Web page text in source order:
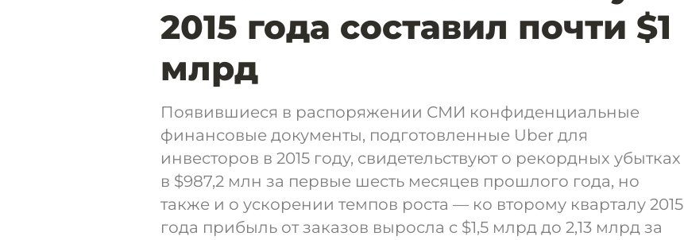
2015 года составил почти $1
млрд
Появившиеся в распоряжении СМИ конфиденциальные
финансовые документы, подготовленные Uber для
инвесторов в 2015 году, свидетельствуют о рекордных убытках
в $987,2 млн за первые шесть месяцев прошлого года, но
также и о ускорении темпов роста — ко второму кварталу 2015
года прибыль от заказов выросла с $1,5 млрд до 2,13 млрд за